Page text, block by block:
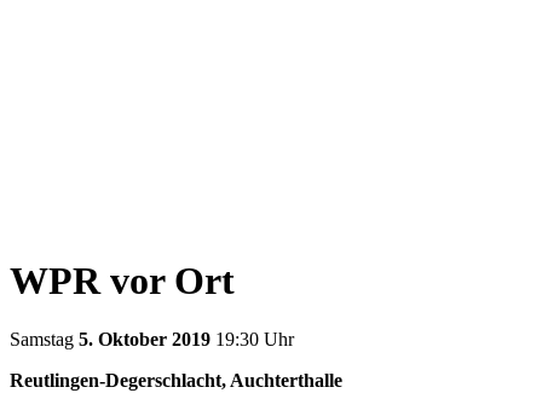
WPR vor Ort
Samstag 5. Oktober 2019 19:30 Uhr
Reutlingen-Degerschlacht, Auchterthalle